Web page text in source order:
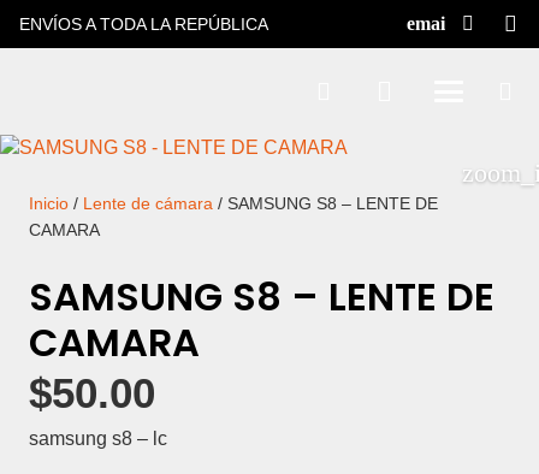
ENVÍOS A TODA LA REPÚBLICA
Inicio / Lente de cámara / SAMSUNG S8 – LENTE DE
CAMARA
SAMSUNG S8 – LENTE DE
CAMARA
$50.00
samsung s8 – lc